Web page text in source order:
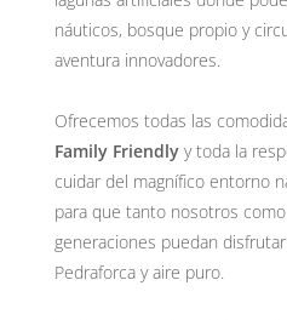
náuticos, bosque propio y
aventura innovadores.
Ofrecemos todas las
Family Friendly y toda la
cuidar del magnífico entorno
para que tanto nosotros
generaciones puedan
Pedraforca y aire puro.